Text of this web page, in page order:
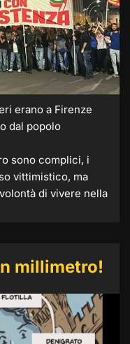
erano a Firenze
dal popolo
sono complici, i
vittimistico, ma
di vivere nella
millimetro!